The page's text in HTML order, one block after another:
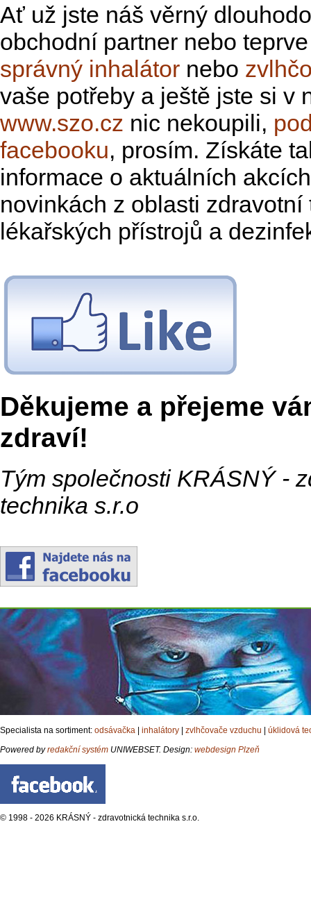
Ať už jste náš věrný
obchodní partner nebo
správný inhalátor nebo
vaše potřeby a ještě jste si v
www.szo.cz nic nekoupili,
facebooku, prosím. Získáte
informace o aktuálních
novinkách z oblasti zdravotní
lékařských přístrojů a
Děkujeme a přejeme
zdraví!
Tým společnosti KRÁSNÝ -
technika s.r.o
Specialista na sortiment: odsávačka inhalátory zvlhčovače vzduchu
úklidová
Powered byredakční systém UNIWEBSET. Design: webdesign Plzeň
© 1998 - 2026 KRÁSNÝ - zdravotnická technika s.r.o.